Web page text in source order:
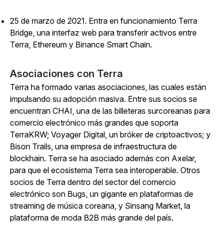
25 de marzo de 2021. Entra en funcionamiento Terra
Bridge, una interfaz web para transferir activos entre
Terra, Ethereum y Binance Smart Chain.
Asociaciones con Terra
Terra ha formado varias asociaciones, las cuales están
impulsando su adopción masiva. Entre sus socios se
encuentran CHAI, una de las billeteras surcoreanas para
comercio electrónico más grandes que soporta
TerraKRW; Voyager Digital, un bróker de criptoactivos; y
Bison Trails, una empresa de infraestructura de
blockhain. Terra se ha asociado además con Axelar,
para que el ecosistema Terra sea interoperable. Otros
socios de Terra dentro del sector del comercio
electrónico son Bugs, un gigante en plataformas de
streaming de música coreana, y Sinsang Market, la
plataforma de moda B2B más grande del país.